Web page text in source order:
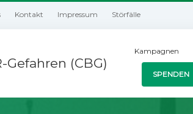
Kontakt Impressum Störfälle
(CBG)
Kampagnen
SPENDEN